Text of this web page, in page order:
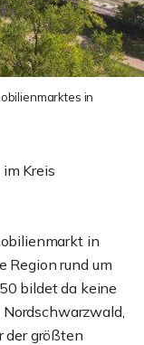
in
Kreis
in
Region rund um
bildet da keine
der größten